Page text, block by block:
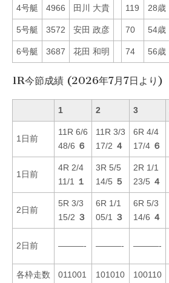
4号艇 4966 田川 大貴 119 28歳
5号艇 3572 安田 政彦 70 54歳
6号艇 3687 花田 和明 74 56歳
1R今節成績 (2026年7月7日より)
1 2 3
1日前
11R 6/6
48/6 ６
11R 3/3
17/2 ４
6R 4/4
17/4 ６
1日前
4R 2/4
11/1
１
3R 5/5
14/5 ５
2R 1/1
23/5 ４
2日前
5R 3/3
15/2 ３
6R 1/1
05/1
３
6R 5/3
14/6 ４
2日前 ———- ———- ———-
各枠走数 011001 101010 100110